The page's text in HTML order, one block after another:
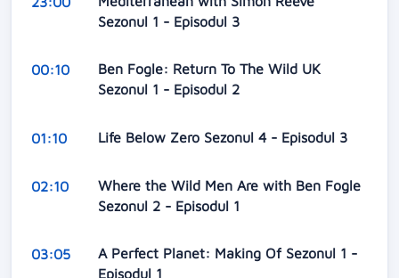
Sezonul 1 - Episodul 3
00:10
Ben Fogle: Return To The Wild UK
Sezonul 1 - Episodul 2
01:10 Life Below Zero Sezonul 4 - Episodul 3
02:10
Where the Wild Men Are with Ben Fogle
Sezonul 2 - Episodul 1
03:05
A Perfect Planet: Making Of Sezonul 1 -
Episodul 1